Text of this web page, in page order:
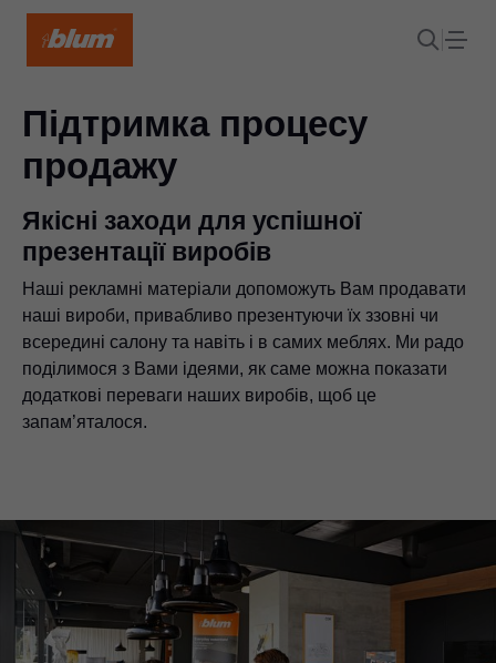
Підтримка процесу
продажу
Якісні заходи для успішної
презентації виробів
Наші рекламні матеріали допоможуть Вам продавати
наші вироби, привабливо презентуючи їх ззовні чи
всередині салону та навіть і в самих меблях. Ми радо
поділимося з Вами ідеями, як саме можна показати
додаткові переваги наших виробів, щоб це
запам’яталося.